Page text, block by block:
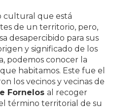
cultural que está
de un territorio, pero,
desapercibido para sus
y significado de los
podemos conocer la
habitamos. Este fue el
los vecinos y vecinas de
Fornelos al recoger
término territorial de su